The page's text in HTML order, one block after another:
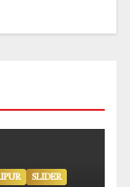
SLIDER